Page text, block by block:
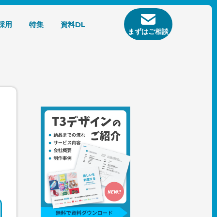
用 特集 資料DL
まずはご相談